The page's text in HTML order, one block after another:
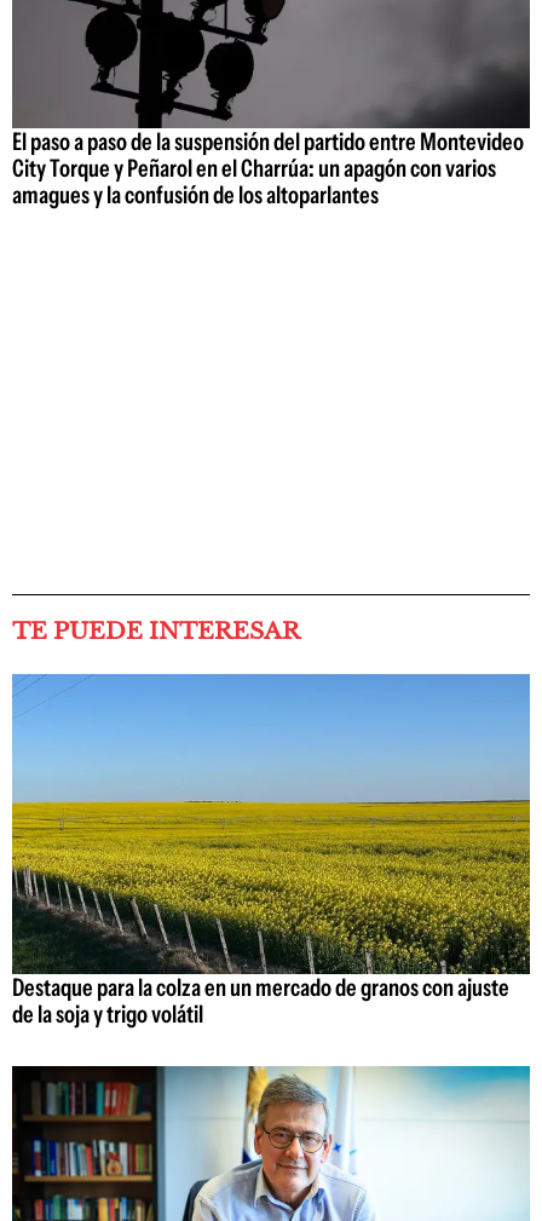
El paso a paso de la suspensión del partido entre Montevideo
City Torque y Peñarol en el Charrúa: un apagón con varios
amagues y la confusión de los altoparlantes
TE PUEDE INTERESAR
Destaque para la colza en un mercado de granos con ajuste
de la soja y trigo volátil